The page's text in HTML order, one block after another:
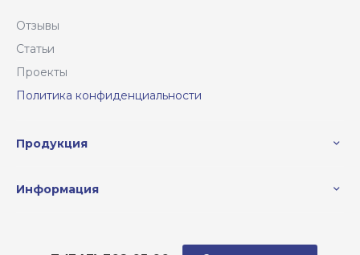
Отзывы
Статьи
Проекты
Политика конфиденциальности
Продукция
Информация